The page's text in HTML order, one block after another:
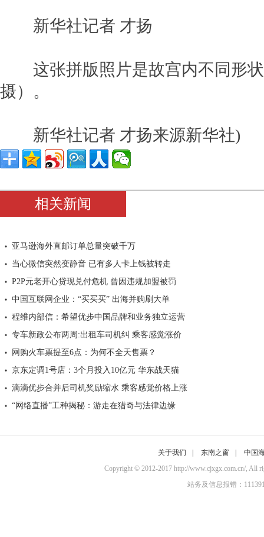
新华社记者 才扬
这张拼版照片是故宫内不同形状
摄）。
新华社记者 才扬来源新华社)
相关新闻
亚马逊海外直邮订单总量突破千万
当心微信突然变静音 已有多人卡上钱被转走
P2P元老开心贷现兑付危机 曾因违规加盟被罚
中国互联网企业：“买买买” 出海并购刷大单
程维内部信：希望优步中国品牌和业务独立运营
专车新政公布两周:出租车司机纠 乘客感觉涨价
网购火车票提至6点：为何不全天售票？
京东定调1号店：3个月投入10亿元 华东战天猫
滴滴优步合并后司机奖励缩水 乘客感觉价格上涨
“网络直播”工种揭秘：游走在猎奇与法律边缘
关于我们 东南之窗
中国
Copyright © 2012-2017 http://www.cjxgx.com.cn/,
站务及信息报错：